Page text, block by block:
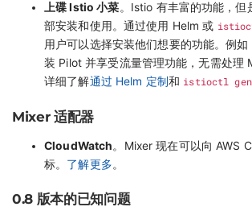
上碟 Istio 小菜。Istio 有丰富的功能，但
部安装和使用。通过使用 Helm 或
用户可以选择安装他们想要的功能。例
装 Pilot 并享受流量管理功能，无需处理
详细了解通过 Helm 定制和 istioctl
Mixer 适配器
CloudWatch。Mixer 现在可以向 AWS
标。 了解更多。
0.8 版本的已知问题